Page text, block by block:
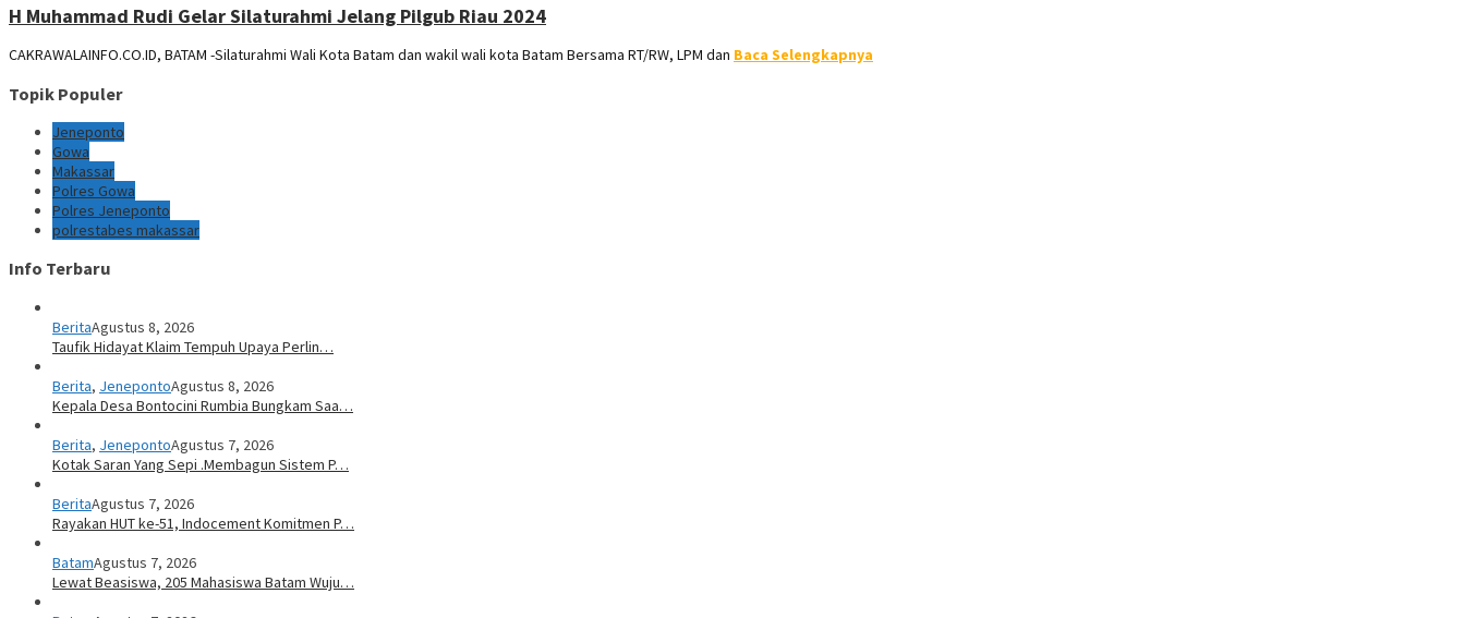
H Muhammad Rudi Gelar Silaturahmi Jelang Pilgub Riau 2024
CAKRAWALAINFO.CO.ID, BATAM -Silaturahmi Wali Kota Batam dan wakil wali kota Batam Bersama RT/RW, LPM dan Baca Selengkapnya
Topik Populer
Jeneponto
Gowa
Makassar
Polres Gowa
Polres Jeneponto
polrestabes makassar
Info Terbaru
BeritaAgustus 8, 2026
Taufik Hidayat Klaim Tempuh Upaya Perlin…
Berita, JenepontoAgustus 8, 2026
Kepala Desa Bontocini Rumbia Bungkam Saa…
Berita, JenepontoAgustus 7, 2026
Kotak Saran Yang Sepi .Membagun Sistem P…
BeritaAgustus 7, 2026
Rayakan HUT ke-51, Indocement Komitmen P…
BatamAgustus 7, 2026
Lewat Beasiswa, 205 Mahasiswa Batam Wuju…